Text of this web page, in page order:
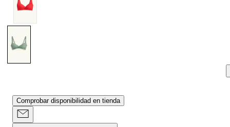
Comprobar disponibilidad en tienda